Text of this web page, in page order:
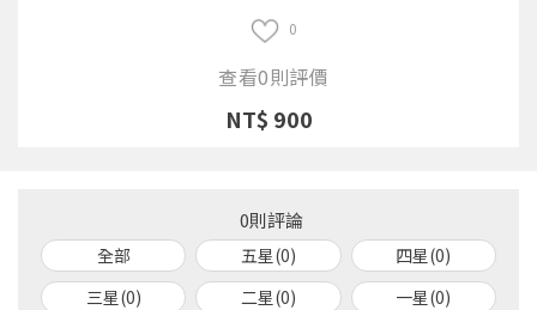
0
查看0則評價
NT$ 900
0則評論
全部 五星(0)
四星(0)
三星(0)
二星(0) 一星(0)